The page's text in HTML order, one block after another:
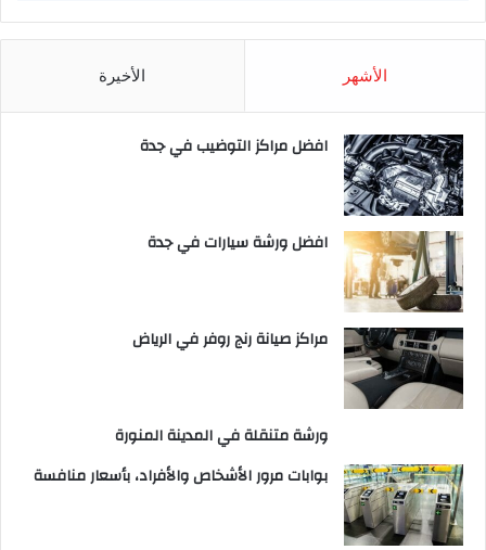
الأشهر الأخيرة
افضل مراكز التوضيب في جدة
افضل ورشة سيارات في جدة
مراكز صيانة رنج روفر في الرياض
ورشة متنقلة في المدينة المنورة
بوابات مرور الأشخاص والأفراد، بأسعار منافسة